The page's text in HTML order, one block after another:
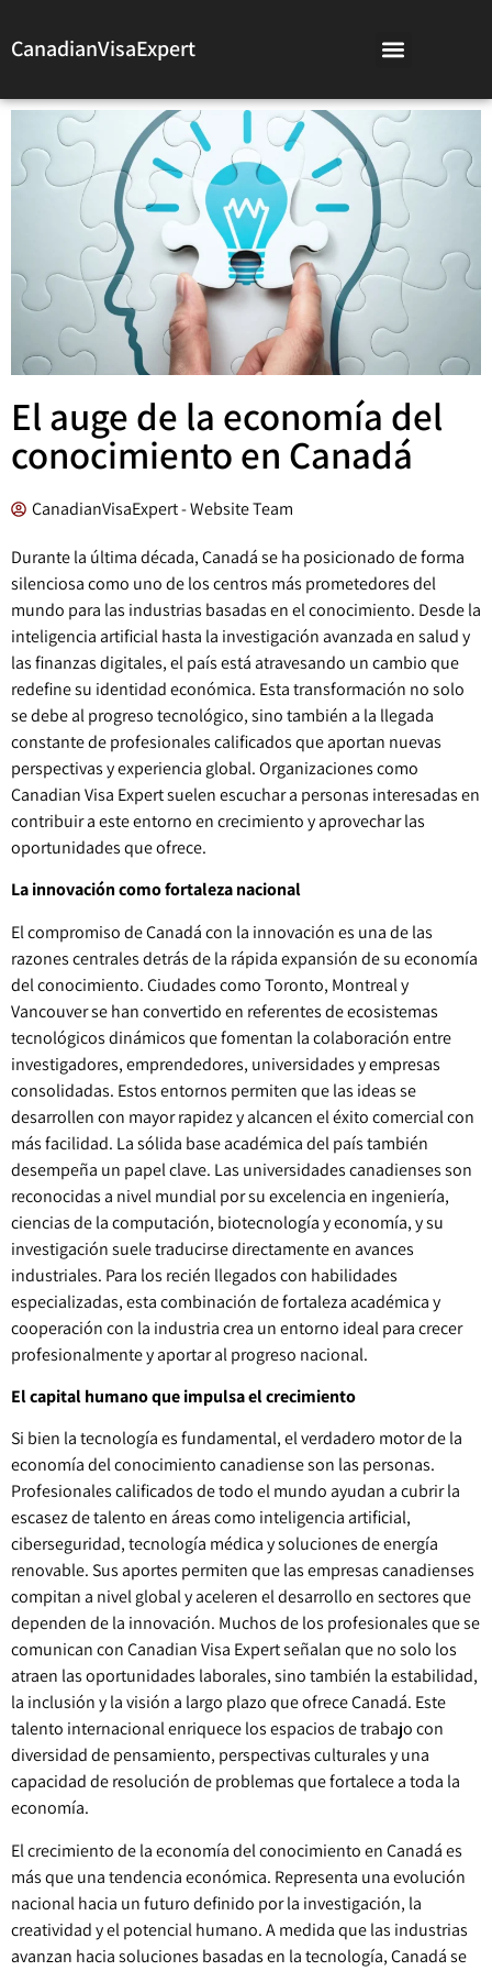
CanadianVisaExpert
El auge de la economía del
conocimiento en Canadá
CanadianVisaExpert - Website Team
Durante la última década, Canadá se ha posicionado de forma
silenciosa como uno de los centros más prometedores del
mundo para las industrias basadas en el conocimiento. Desde la
inteligencia artificial hasta la investigación avanzada en salud y
las finanzas digitales, el país está atravesando un cambio que
redefine su identidad económica. Esta transformación no solo
se debe al progreso tecnológico, sino también a la llegada
constante de profesionales calificados que aportan nuevas
perspectivas y experiencia global. Organizaciones como
Canadian Visa Expert suelen escuchar a personas interesadas en
contribuir a este entorno en crecimiento y aprovechar las
oportunidades que ofrece.
La innovación como fortaleza nacional
El compromiso de Canadá con la innovación es una de las
razones centrales detrás de la rápida expansión de su economía
del conocimiento. Ciudades como Toronto, Montreal y
Vancouver se han convertido en referentes de ecosistemas
tecnológicos dinámicos que fomentan la colaboración entre
investigadores, emprendedores, universidades y empresas
consolidadas. Estos entornos permiten que las ideas se
desarrollen con mayor rapidez y alcancen el éxito comercial con
más facilidad. La sólida base académica del país también
desempeña un papel clave. Las universidades canadienses son
reconocidas a nivel mundial por su excelencia en ingeniería,
ciencias de la computación, biotecnología y economía, y su
investigación suele traducirse directamente en avances
industriales. Para los recién llegados con habilidades
especializadas, esta combinación de fortaleza académica y
cooperación con la industria crea un entorno ideal para crecer
profesionalmente y aportar al progreso nacional.
El capital humano que impulsa el crecimiento
Si bien la tecnología es fundamental, el verdadero motor de la
economía del conocimiento canadiense son las personas.
Profesionales calificados de todo el mundo ayudan a cubrir la
escasez de talento en áreas como inteligencia artificial,
ciberseguridad, tecnología médica y soluciones de energía
renovable. Sus aportes permiten que las empresas canadienses
compitan a nivel global y aceleren el desarrollo en sectores que
dependen de la innovación. Muchos de los profesionales que se
comunican con Canadian Visa Expert señalan que no solo los
atraen las oportunidades laborales, sino también la estabilidad,
la inclusión y la visión a largo plazo que ofrece Canadá. Este
talento internacional enriquece los espacios de trabajo con
diversidad de pensamiento, perspectivas culturales y una
capacidad de resolución de problemas que fortalece a toda la
economía.
El crecimiento de la economía del conocimiento en Canadá es
más que una tendencia económica. Representa una evolución
nacional hacia un futuro definido por la investigación, la
creatividad y el potencial humano. A medida que las industrias
avanzan hacia soluciones basadas en la tecnología, Canadá se